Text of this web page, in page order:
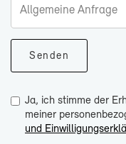
Ja, ich stimme der
meiner
und